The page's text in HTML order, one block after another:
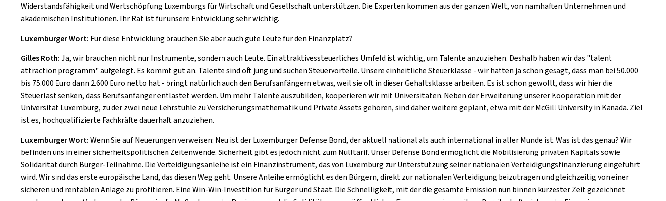
Widerstandsfähigkeit und Wertschöpfung Luxemburgs für Wirtschaft und Gesellschaft unterstützen. Die Experten kommen aus der ganzen Welt, von namhaften Unternehmen und
akademischen Institutionen. Ihr Rat ist für unsere Entwicklung sehr wichtig.
Luxemburger Wort: Für diese Entwicklung brauchen Sie aber auch gute Leute für den Finanzplatz?
Gilles Roth:Ja, wir brauchen nicht nur Instrumente, sondern auch Leute. Ein attraktivessteuerliches Umfeld ist wichtig, um Talente anzuziehen. Deshalb haben wir das "talent
attraction programm" aufgelegt. Es kommt gut an. Talente sind oft jung und suchen Steuervorteile. Unsere einheitliche Steuerklasse - wir hatten ja schon gesagt, dass man bei 50.000
bis 75.000 Euro dann 2.600 Euro netto hat - bringt natürlich auch den Berufsanfängern etwas, weil sie oft in dieser Gehaltsklasse arbeiten. Es ist schon gewollt, dass wir hier die
Steuerlast senken, dass Berufsanfänger entlastet werden. Um mehr Talente auszubilden, kooperieren wir mit Universitäten. Neben der Erweiterung unserer Kooperation mit der
Universität Luxemburg, zu der zwei neue Lehrstühle zu Versicherungsmathematik und Private Assets gehören, sind daher weitere geplant, etwa mit der McGill University in Kanada. Ziel
ist es, hochqualifizierte Fachkräfte dauerhaft anzuziehen.
Luxemburger Wort:Wenn Sie auf Neuerungen verweisen: Neu ist der Luxemburger Defense Bond, der aktuell national als auch international in aller Munde ist. Was ist das genau? Wir
befinden uns in einer sicherheitspolitischen Zeitenwende. Sicherheit gibt es jedoch nicht zum Nulltarif. Unser Defense Bond ermöglicht die Mobilisierung privaten Kapitals sowie
Solidarität durch Bürger-Teilnahme. Die Verteidigungsanleihe ist ein Finanzinstrument, das von Luxemburg zur Unterstützung seiner nationalen Verteidigungsfinanzierung eingeführt
wird. Wir sind das erste europäische Land, das diesen Weg geht. Unsere Anleihe ermöglicht es den Bürgern, direkt zur nationalen Verteidigung beizutragen und gleichzeitig von einer
sicheren und rentablen Anlage zu profitieren. Eine Win-Win-Investition für Bürger und Staat. Die Schnelligkeit, mit der die gesamte Emission nun binnen kürzester Zeit gezeichnet